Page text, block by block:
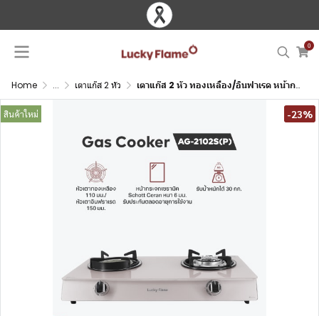
0
Home ... เตาแก๊ส 2 หัว เตาแก๊ส 2 หัว ทองเหลือง/อินฟาเรด หน้ากระจกนิรภัยสีชมพู บอดี้สแตนเลส
สินค้าใหม่ -23%